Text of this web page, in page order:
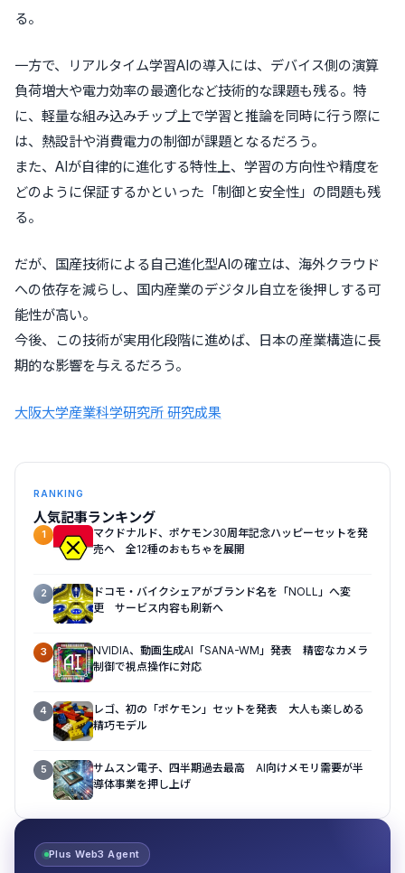
る。
一方で、リアルタイム学習AIの導入には、デバイス側の演算
負荷増大や電力効率の最適化など技術的な課題も残る。特
に、軽量な組み込みチップ上で学習と推論を同時に行う際に
は、熱設計や消費電力の制御が課題となるだろう。
また、AIが自律的に進化する特性上、学習の方向性や精度を
どのように保証するかといった「制御と安全性」の問題も残
る。
だが、国産技術による自己進化型AIの確立は、海外クラウド
への依存を減らし、国内産業のデジタル自立を後押しする可
能性が高い。
今後、この技術が実用化段階に進めば、日本の産業構造に長
期的な影響を与えるだろう。
大阪大学産業科学研究所 研究成果
RANKING
人気記事ランキング
1
マクドナルド、ポケモン30周年記念ハッピーセットを発
売へ 全12種のおもちゃを展開
2
ドコモ・バイクシェアがブランド名を「NOLL」へ変
更 サービス内容も刷新へ
3
NVIDIA、動画生成AI「SANA-WM」発表 精密なカメラ
制御で視点操作に対応
4
レゴ、初の「ポケモン」セットを発表 大人も楽しめる
精巧モデル
5
サムスン電子、四半期過去最高 AI向けメモリ需要が半
導体事業を押し上げ
Plus Web3 Agent